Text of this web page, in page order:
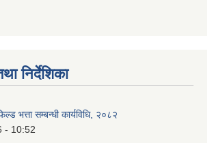
निर्देशिका
भत्ता सम्बन्धी कार्यविधि, २०८२
- 10:52